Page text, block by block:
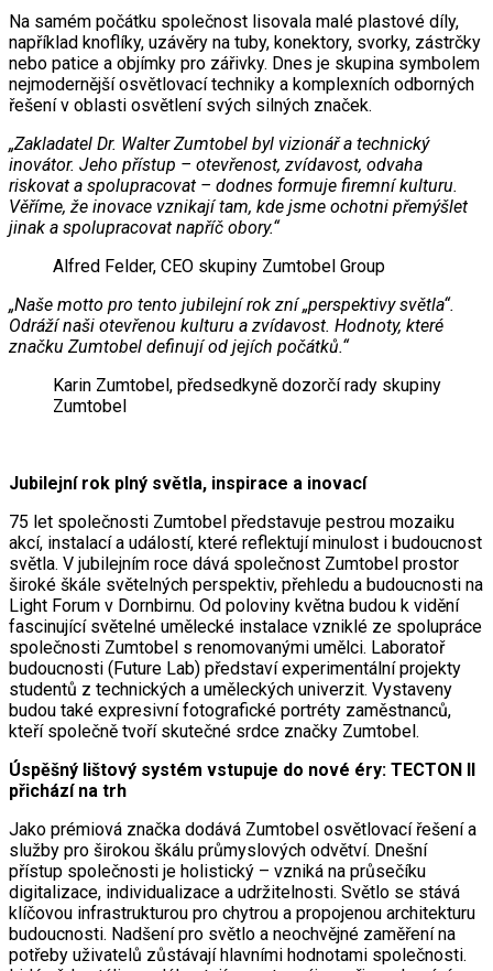
Na samém počátku společnost lisovala malé plastové díly,
například knoflíky, uzávěry na tuby, konektory, svorky, zástrčky
nebo patice a objímky pro zářivky. Dnes je skupina symbolem
nejmodernější osvětlovací techniky a komplexních odborných
řešení v oblasti osvětlení svých silných značek.
„Zakladatel Dr. Walter Zumtobel byl vizionář a technický
inovátor. Jeho přístup – otevřenost, zvídavost, odvaha
riskovat a spolupracovat – dodnes formuje firemní kulturu.
Věříme, že inovace vznikají tam, kde jsme ochotni přemýšlet
jinak a spolupracovat napříč obory.“
Alfred Felder, CEO skupiny Zumtobel Group
„Naše motto pro tento jubilejní rok zní „perspektivy světla“.
Odráží naši otevřenou kulturu a zvídavost. Hodnoty, které
značku Zumtobel definují od jejích počátků.“
Karin Zumtobel, předsedkyně dozorčí rady skupiny
Zumtobel
Jubilejní rok plný světla, inspirace a inovací
75 let společnosti Zumtobel představuje pestrou mozaiku
akcí, instalací a událostí, které reflektují minulost i budoucnost
světla. V jubilejním roce dává společnost Zumtobel prostor
široké škále světelných perspektiv, přehledu a budoucnosti na
Light Forum v Dornbirnu. Od poloviny května budou k vidění
fascinující světelné umělecké instalace vzniklé ze spolupráce
společnosti Zumtobel s renomovanými umělci. Laboratoř
budoucnosti (Future Lab) představí experimentální projekty
studentů z technických a uměleckých univerzit. Vystaveny
budou také expresivní fotografické portréty zaměstnanců,
kteří společně tvoří skutečné srdce značky Zumtobel.
Úspěšný lištový systém vstupuje do nové éry: TECTON II
přichází na trh
Jako prémiová značka dodává Zumtobel osvětlovací řešení a
služby pro širokou škálu průmyslových odvětví. Dnešní
přístup společnosti je holistický – vzniká na průsečíku
digitalizace, individualizace a udržitelnosti. Světlo se stává
klíčovou infrastrukturou pro chytrou a propojenou architekturu
budoucnosti. Nadšení pro světlo a neochvějné zaměření na
potřeby uživatelů zůstávají hlavními hodnotami společnosti.